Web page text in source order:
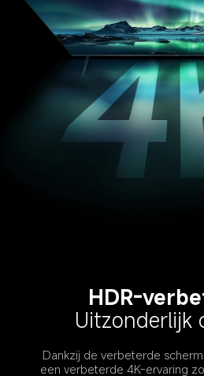
HDR-
Uitzonderlijk
Dankzij de verbeterde
een verbeterde 4K-ervaring